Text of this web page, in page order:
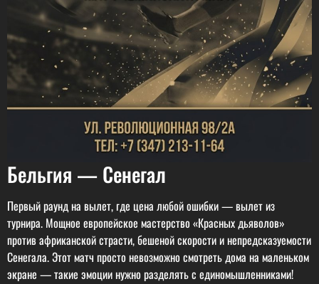
Бельгия — Сенегал
Первый раунд на вылет, где цена любой ошибки — вылет из
турнира. Мощное европейское мастерство «Красных дьяволов»
против африканской страсти, бешеной скорости и непредсказуемости
Сенегала. Этот матч просто невозможно смотреть дома на маленьком
экране — такие эмоции нужно разделять с единомышленниками!